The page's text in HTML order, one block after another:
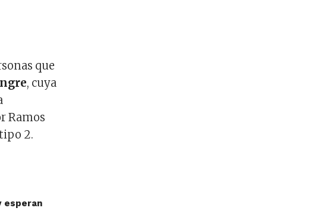
que
, cuya
Ramos
2.
esperan